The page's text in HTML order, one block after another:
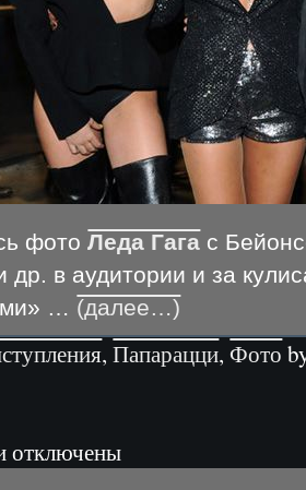
фотоЛеда Гага с
др. в аудитории и за
… (далее…)
,Папарацци,Фото
отключены